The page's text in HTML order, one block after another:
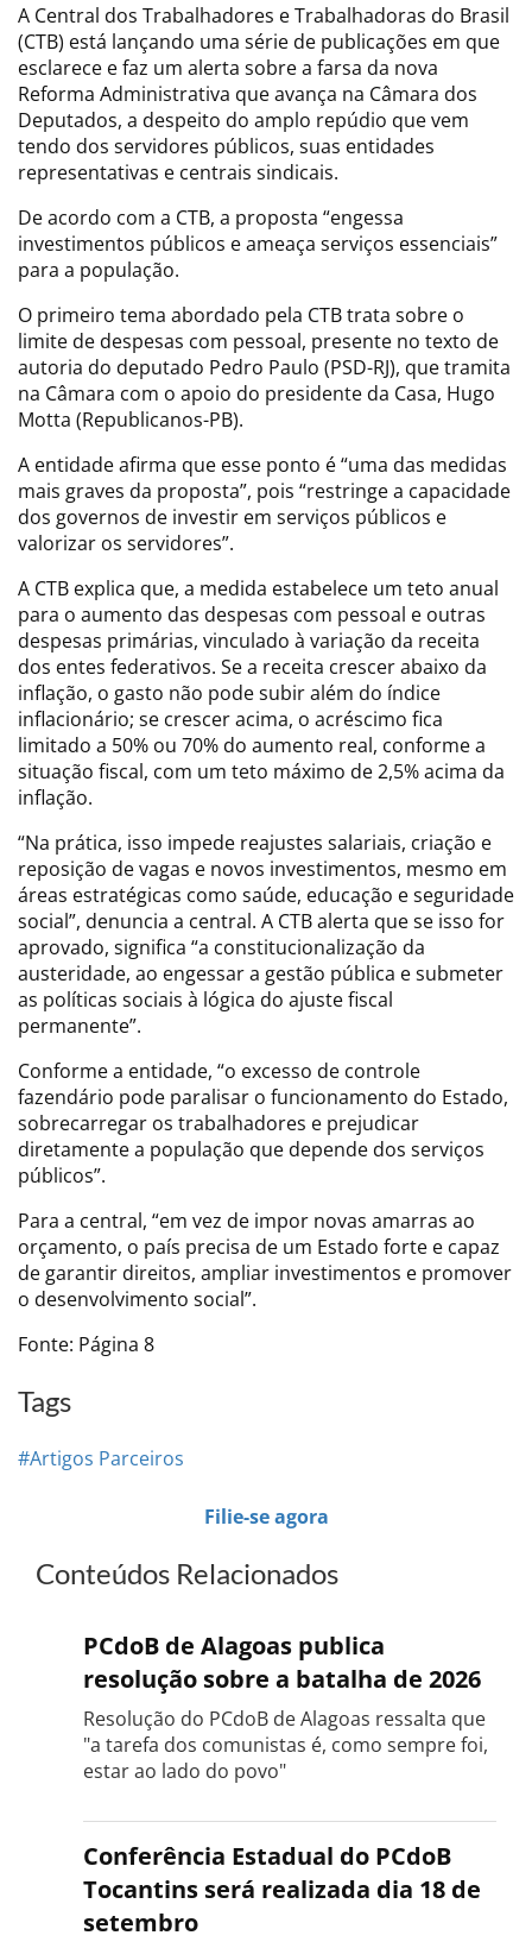
A Central dos Trabalhadores e Trabalhadoras do Brasil
(CTB) está lançando uma série de publicações em que
esclarece e faz um alerta sobre a farsa da nova
Reforma Administrativa que avança na Câmara dos
Deputados, a despeito do amplo repúdio que vem
tendo dos servidores públicos, suas entidades
representativas e centrais sindicais.
De acordo com a CTB, a proposta “engessa
investimentos públicos e ameaça serviços essenciais”
para a população.
O primeiro tema abordado pela CTB trata sobre o
limite de despesas com pessoal, presente no texto de
autoria do deputado Pedro Paulo (PSD-RJ), que tramita
na Câmara com o apoio do presidente da Casa, Hugo
Motta (Republicanos-PB).
A entidade afirma que esse ponto é “uma das medidas
mais graves da proposta”, pois “restringe a capacidade
dos governos de investir em serviços públicos e
valorizar os servidores”.
A CTB explica que, a medida estabelece um teto anual
para o aumento das despesas com pessoal e outras
despesas primárias, vinculado à variação da receita
dos entes federativos. Se a receita crescer abaixo da
inflação, o gasto não pode subir além do índice
inflacionário; se crescer acima, o acréscimo fica
limitado a 50% ou 70% do aumento real, conforme a
situação fiscal, com um teto máximo de 2,5% acima da
inflação.
“Na prática, isso impede reajustes salariais, criação e
reposição de vagas e novos investimentos, mesmo em
áreas estratégicas como saúde, educação e seguridade
social”, denuncia a central. A CTB alerta que se isso for
aprovado, significa “a constitucionalização da
austeridade, ao engessar a gestão pública e submeter
as políticas sociais à lógica do ajuste fiscal
permanente”.
Conforme a entidade, “o excesso de controle
fazendário pode paralisar o funcionamento do Estado,
sobrecarregar os trabalhadores e prejudicar
diretamente a população que depende dos serviços
públicos”.
Para a central, “em vez de impor novas amarras ao
orçamento, o país precisa de um Estado forte e capaz
de garantir direitos, ampliar investimentos e promover
o desenvolvimento social”.
Fonte: Página 8
Tags
#Artigos Parceiros
Filie-se agora
Conteúdos Relacionados
PCdoB de Alagoas publica
resolução sobre a batalha de 2026
Resolução do PCdoB de Alagoas ressalta que
"a tarefa dos comunistas é, como sempre foi,
estar ao lado do povo"
Conferência Estadual do PCdoB
Tocantins será realizada dia 18 de
setembro